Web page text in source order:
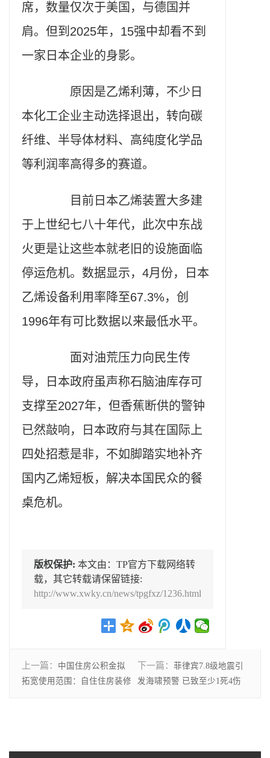
席，数量仅次于美国，与德国并
肩。但到2025年，15强中却看不到
一家日本企业的身影。
原因是乙烯利薄，不少日
本化工企业主动选择退出，转向碳
纤维、半导体材料、高纯度化学品
等利润率高得多的赛道。
目前日本乙烯装置大多建
于上世纪七八十年代，此次中东战
火更是让这些本就老旧的设施面临
停运危机。数据显示，4月份，日本
乙烯设备利用率降至67.3%，创
1996年有可比数据以来最低水平。
面对油荒压力向民生传
导，日本政府虽声称石脑油库存可
支撑至2027年，但香蕉断供的警钟
已然敲响，日本政府与其在国际上
四处招惹是非，不如脚踏实地补齐
国内乙烯短板，解决本国民众的餐
桌危机。
版权保护: 本文由：TP官方下载网络转
载，其它转载请保留链接:
http://www.xwky.cn/news/tpgfxz/1236.html
上一篇： 中国住房公积金拟
拓宽使用范围：自住住房装修
下一篇： 菲律宾7.8级地震引
发海啸预警 已致至少1死4伤